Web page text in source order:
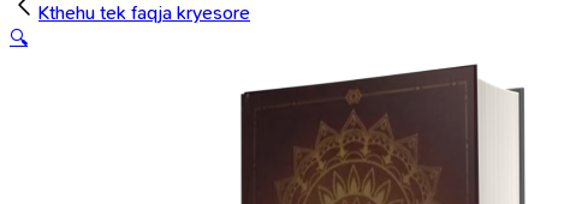
Kthehu tek faqja kryesore
🔍